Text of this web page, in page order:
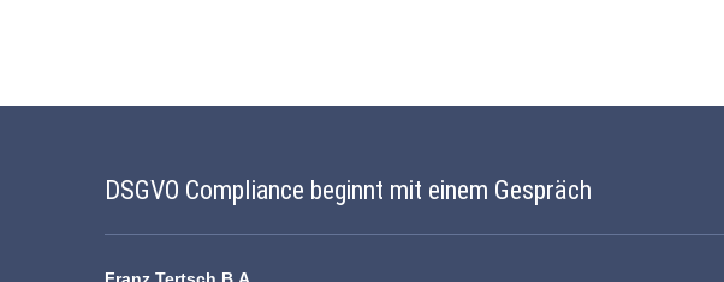
DSGVO Compliance beginnt mit einem Gespräch